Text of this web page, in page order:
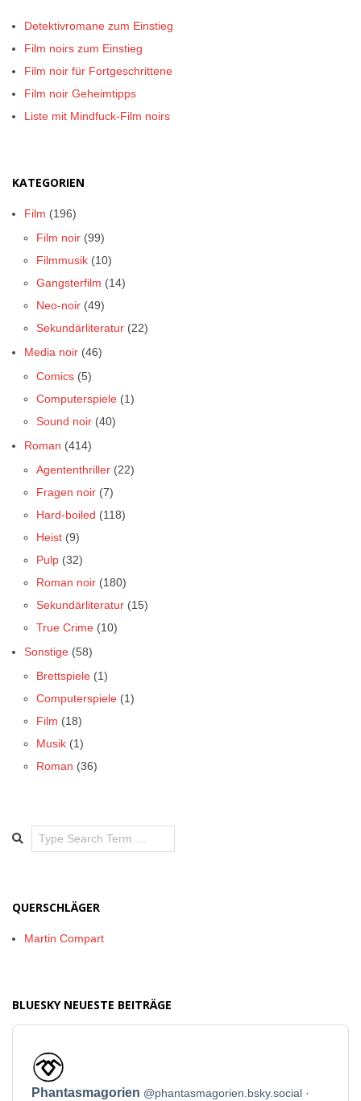
Detektivromane zum Einstieg
Film noirs zum Einstieg
Film noir für Fortgeschrittene
Film noir Geheimtipps
Liste mit Mindfuck-Film noirs
KATEGORIEN
Film (196)
Film noir (99)
Filmmusik (10)
Gangsterfilm (14)
Neo-noir (49)
Sekundärliteratur (22)
Media noir (46)
Comics (5)
Computerspiele (1)
Sound noir (40)
Roman (414)
Agententhriller (22)
Fragen noir (7)
Hard-boiled (118)
Heist (9)
Pulp (32)
Roman noir (180)
Sekundärliteratur (15)
True Crime (10)
Sonstige (58)
Brettspiele (1)
Computerspiele (1)
Film (18)
Musik (1)
Roman (36)
Search
QUERSCHLÄGER
Martin Compart
BLUESKY NEUESTE BEITRÄGE
Beitrag
von
Phantasmagorien
auf
Phantasmagorien @phantasmagorien.bsky.social